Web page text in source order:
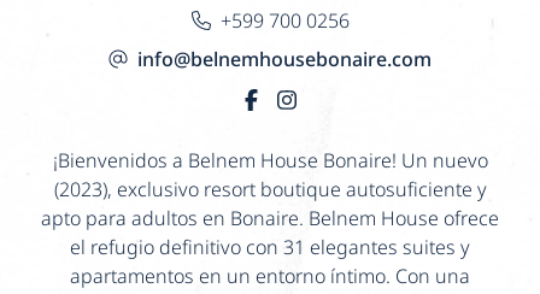
+599 700 0256
info@belnemhousebonaire.com
¡Bienvenidos a Belnem House Bonaire! Un nuevo
(2023), exclusivo resort boutique autosuficiente y
apto para adultos en Bonaire. Belnem House ofrece
el refugio definitivo con 31 elegantes suites y
apartamentos en un entorno íntimo. Con una